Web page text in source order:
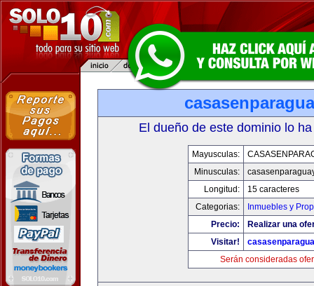
El dueño de este dominio lo
Mayusculas:
Minusculas:
Longitud:
15 caracteres
Categorias:
Inmuebles y
Precio:
Realizar una
Visitar!
Serán consideradas